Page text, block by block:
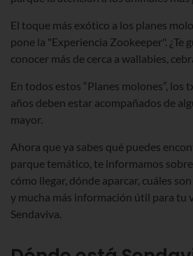
El toque más exótico a los planes
pone la "Experiencia Zookeeper". ¿Te
conocer más de cerca a wallabies,
En todos estos “Planes molones”, los
años deben estar acompañados de
mayor.
Ahora que ya sabes qué puedes
parque temático, te informamos
cómo llegar, dónde aparcar, cuáles
y mucha más información útil para tu
Sendaviva.